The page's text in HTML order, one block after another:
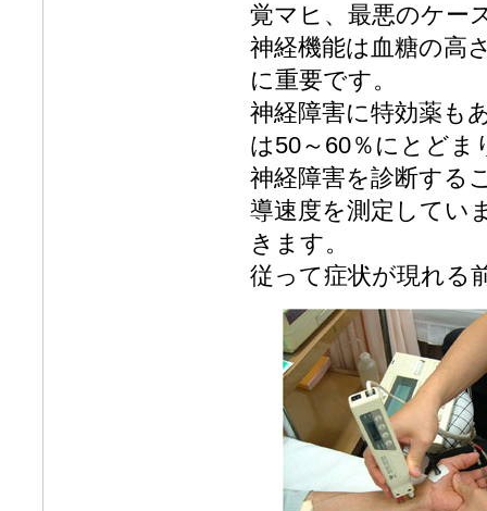
覚マヒ、最悪のケー
神経機能は血糖の高
に重要です。
神経障害に特効薬も
は50～60％にとどま
神経障害を診断する
導速度を測定してい
きます。
従って症状が現れる